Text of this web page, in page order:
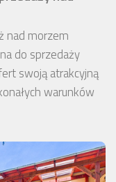
nad morzem
do sprzedaży
swoją atrakcyjną
warunków